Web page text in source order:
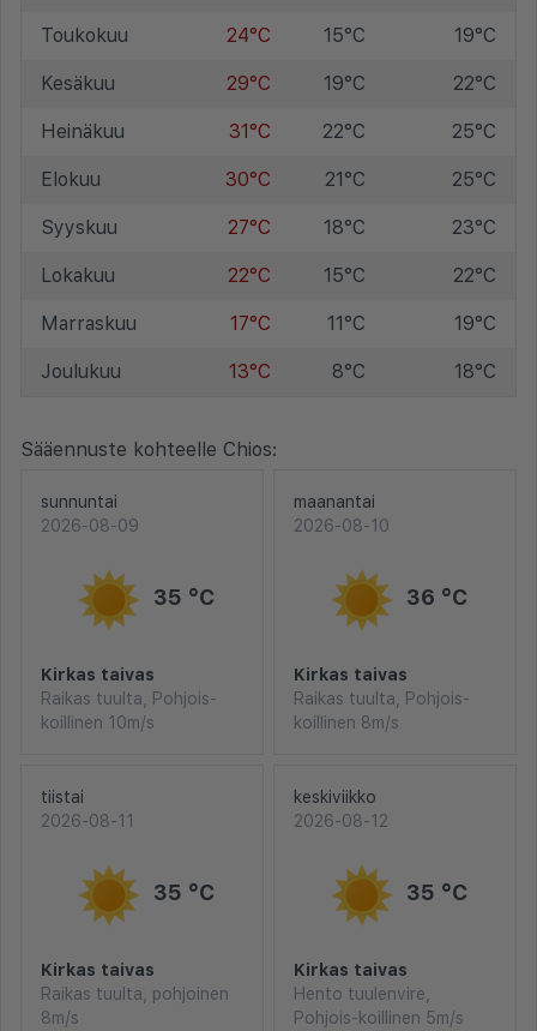
Toukokuu 24°C 15°C 19°C
Kesäkuu 29°C 19°C 22°C
Heinäkuu 31°C 22°C 25°C
Elokuu 30°C 21°C 25°C
Syyskuu 27°C 18°C 23°C
Lokakuu 22°C 15°C 22°C
Marraskuu 17°C 11°C 19°C
Joulukuu 13°C 8°C 18°C
Sääennuste kohteelle Chios:
sunnuntai
2026-08-09
35 °C
Kirkas taivas
Raikas tuulta, Pohjois-
koillinen 10m/s
maanantai
2026-08-10
36 °C
Kirkas taivas
Raikas tuulta, Pohjois-
koillinen 8m/s
tiistai
2026-08-11
35 °C
Kirkas taivas
Raikas tuulta, pohjoinen
8m/s
keskiviikko
2026-08-12
35 °C
Kirkas taivas
Hento tuulenvire,
Pohjois-koillinen 5m/s